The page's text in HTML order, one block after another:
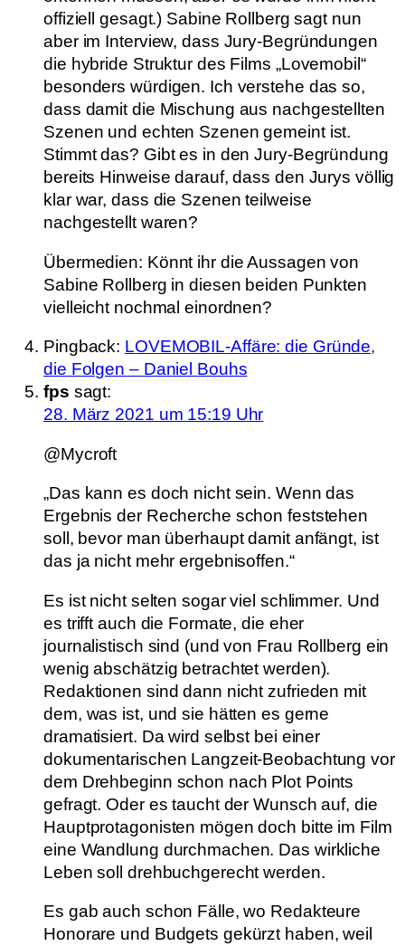
offiziell gesagt.) Sabine Rollberg sagt nun
aber im Interview, dass Jury-Begründungen
die hybride Struktur des Films „Lovemobil“
besonders würdigen. Ich verstehe das so,
dass damit die Mischung aus nachgestellten
Szenen und echten Szenen gemeint ist.
Stimmt das? Gibt es in den Jury-Begründung
bereits Hinweise darauf, dass den Jurys völlig
klar war, dass die Szenen teilweise
nachgestellt waren?
Übermedien: Könnt ihr die Aussagen von
Sabine Rollberg in diesen beiden Punkten
vielleicht nochmal einordnen?
Pingback: LOVEMOBIL-Affäre: die Gründe,
die Folgen – Daniel Bouhs
fps sagt:
28. März 2021 um 15:19 Uhr
@Mycroft
„Das kann es doch nicht sein. Wenn das
Ergebnis der Recherche schon feststehen
soll, bevor man überhaupt damit anfängt, ist
das ja nicht mehr ergebnisoffen.“
Es ist nicht selten sogar viel schlimmer. Und
es trifft auch die Formate, die eher
journalistisch sind (und von Frau Rollberg ein
wenig abschätzig betrachtet werden).
Redaktionen sind dann nicht zufrieden mit
dem, was ist, und sie hätten es gerne
dramatisiert. Da wird selbst bei einer
dokumentarischen Langzeit-Beobachtung vor
dem Drehbeginn schon nach Plot Points
gefragt. Oder es taucht der Wunsch auf, die
Hauptprotagonisten mögen doch bitte im Film
eine Wandlung durchmachen. Das wirkliche
Leben soll drehbuchgerecht werden.
Es gab auch schon Fälle, wo Redakteure
Honorare und Budgets gekürzt haben, weil